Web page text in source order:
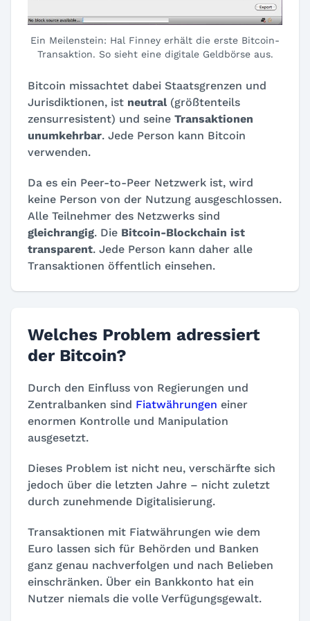
Ein Meilenstein: Hal Finney erhält die erste Bitcoin-
Transaktion. So sieht eine digitale Geldbörse aus.
Bitcoin missachtet dabei Staatsgrenzen und
Jurisdiktionen, ist neutral(größtenteils
zensurresistent) und seine Transaktionen
unumkehrbar. Jede Person kann Bitcoin
verwenden.
Da es ein Peer-to-Peer Netzwerk ist, wird
keine Person von der Nutzung ausgeschlossen.
Alle Teilnehmer des Netzwerks sind
gleichrangig. Die Bitcoin-Blockchain ist
transparent. Jede Person kann daher alle
Transaktionen öffentlich einsehen.
Welches Problem adressiert
der Bitcoin?
Durch den Einfluss von Regierungen und
Zentralbanken sind Fiatwährungen einer
enormen Kontrolle und Manipulation
ausgesetzt.
Dieses Problem ist nicht neu, verschärfte sich
jedoch über die letzten Jahre – nicht zuletzt
durch zunehmende Digitalisierung.
Transaktionen mit Fiatwährungen wie dem
Euro lassen sich für Behörden und Banken
ganz genau nachverfolgen und nach Belieben
einschränken. Über ein Bankkonto hat ein
Nutzer niemals die volle Verfügungsgewalt.